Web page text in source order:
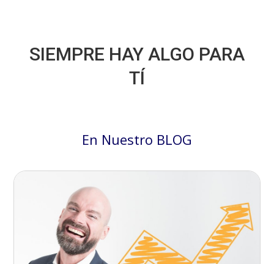
SIEMPRE HAY ALGO PARA
TÍ
En Nuestro BLOG